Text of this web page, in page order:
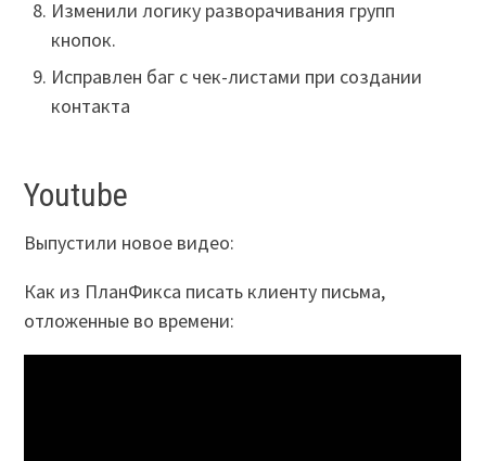
Изменили логику разворачивания групп
кнопок.
Исправлен баг с чек-листами при создании
контакта
Youtube
Выпустили новое видео:
Как из ПланФикса писать клиенту письма,
отложенные во времени: